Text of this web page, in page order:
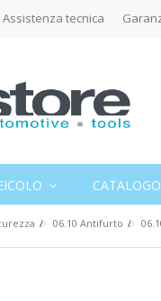
Assistenza tecnica
CATALOGO
06.10 Antifurto